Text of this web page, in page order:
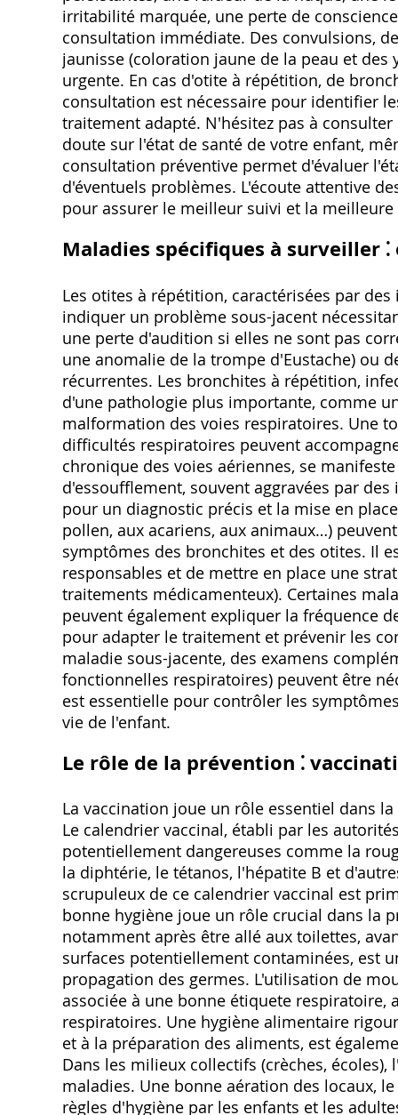
irritabilité marquée, une perte de
consultation immédiate. Des convulsions,
jaunisse (coloration jaune de la peau et
urgente. En cas d'otite à répétition, de
consultation est nécessaire pour identifier
traitement adapté. N'hésitez pas à
doute sur l'état de santé de votre enfant,
consultation préventive permet d'évaluer
d'éventuels problèmes. L'écoute attentive
pour assurer le meilleur suivi et la
Maladies spécifiques à surveiller
Les otites à répétition, caractérisées par
indiquer un problème sous-jacent
une perte d'audition si elles ne sont pas
une anomalie de la trompe d'Eustache) ou
récurrentes. Les bronchites à répétition,
d'une pathologie plus importante, comme
malformation des voies respiratoires. Une
difficultés respiratoires peuvent
chronique des voies aériennes, se
d'essoufflement, souvent aggravées par
pour un diagnostic précis et la mise en
pollen, aux acariens, aux animaux…)
symptômes des bronchites et des otites. Il
responsables et de mettre en place une
traitements médicamenteux). Certaines
peuvent également expliquer la fréquence
pour adapter le traitement et prévenir les
maladie sous-jacente, des examens
fonctionnelles respiratoires) peuvent être
est essentielle pour contrôler les
vie de l'enfant.
Le rôle de la prévention ⁚
La vaccination joue un rôle essentiel dans
Le calendrier vaccinal, établi par les
potentiellement dangereuses comme la
la diphtérie, le tétanos, l'hépatite B et
scrupuleux de ce calendrier vaccinal est
bonne hygiène joue un rôle crucial dans la
notamment après être allé aux toilettes,
surfaces potentiellement contaminées, est
propagation des germes. L'utilisation de
associée à une bonne étiquete
respiratoires. Une hygiène alimentaire
et à la préparation des aliments, est
Dans les milieux collectifs (crèches,
maladies. Une bonne aération des locaux,
règles d'hygiène par les enfants et les